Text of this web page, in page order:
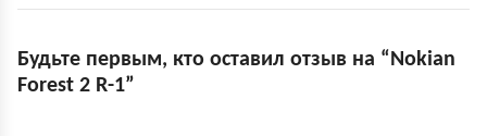
Будьте первым, кто оставил отзыв на “Nokian
Forest 2 R-1”